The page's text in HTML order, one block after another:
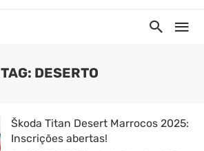
TAG: DESERTO
Škoda Titan Desert Marrocos 2025:
Inscrições abertas!